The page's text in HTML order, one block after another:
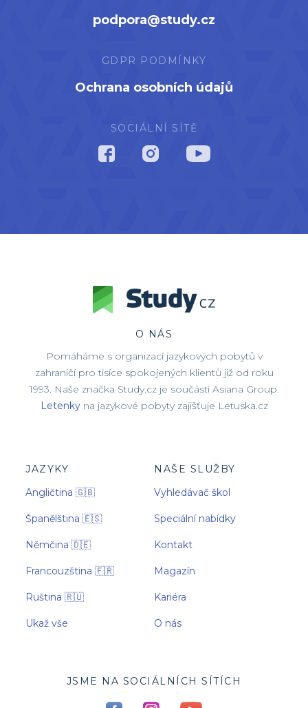
podpora@study.cz
GDPR PODMÍNKY
Ochrana osobních údajů
SOCIÁLNÍ SÍTĚ
O NÁS
Pomáháme s organizací jazykových pobytů v
zahraničí pro tisíce spokojených klientů již od roku
1993. Naše značka Study.cz je součástí Asiana Group.
Letenkyna jazykové pobyty zajišťuje Letuska.cz
JAZYKY
Angličtina 🇬🇧
Španělština 🇪🇸
Němčina 🇩🇪
Francouzština 🇫🇷
Ruština 🇷🇺
Ukaž vše
NAŠE SLUŽBY
Vyhledávač škol
Speciální nabídky
Kontakt
Magazín
Kariéra
O nás
JSME NA SOCIÁLNÍCH SÍTÍCH